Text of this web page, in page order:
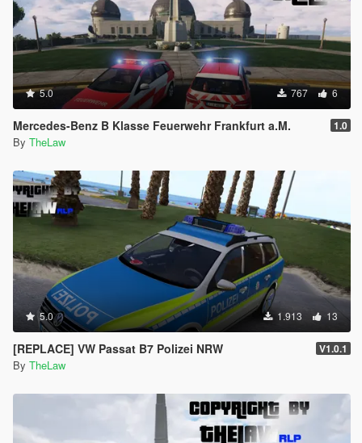
5.0 767 6
Mercedes-Benz B Klasse Feuerwehr Frankfurt a.M. 1.0
By TheLaw
5.0 1.913 13
[REPLACE] VW Passat B7 Polizei NRW V1.0.1
By TheLaw